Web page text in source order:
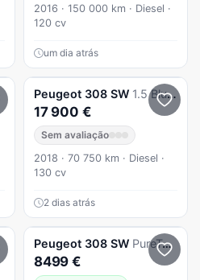
2016 · 150 000 km · Diesel ·
120 cv
um dia atrás
Peugeot 308 SW 1.5 BlueHDi Allure Pack
17 900 €
Sem avaliação
2018 · 70 750 km · Diesel ·
130 cv
2 dias atrás
Peugeot 308 SW PureTech 130 GPF Stop & Start Style
8499 €